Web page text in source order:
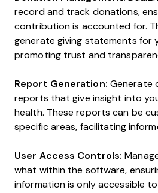
record and track donations,
contribution is accounted for.
generate giving statements for
promoting trust and
Report Generation: Generate
reports that give insight into
health. These reports can be
specific areas, facilitating
User Access Controls:
what within the software,
information is only accessible